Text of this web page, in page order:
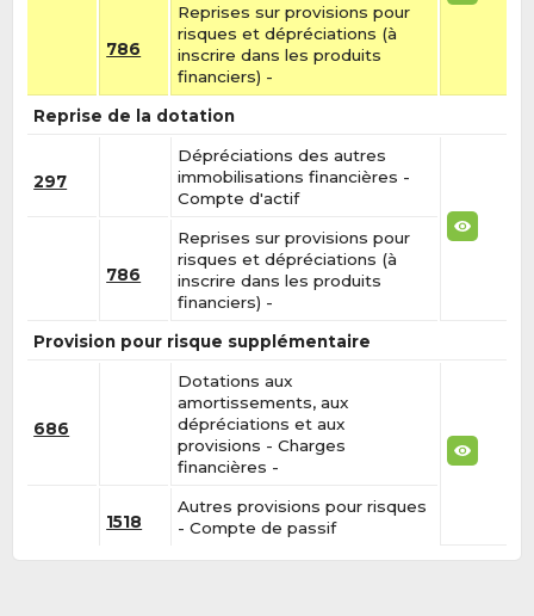
786
Reprises sur provisions pour
risques et dépréciations (à
inscrire dans les produits
financiers) -
Reprise de la dotation
297
Dépréciations des autres
immobilisations financières -
Compte d'actif
786
Reprises sur provisions pour
risques et dépréciations (à
inscrire dans les produits
financiers) -
Provision pour risque supplémentaire
686
Dotations aux
amortissements, aux
dépréciations et aux
provisions - Charges
financières -
1518
Autres provisions pour risques
- Compte de passif